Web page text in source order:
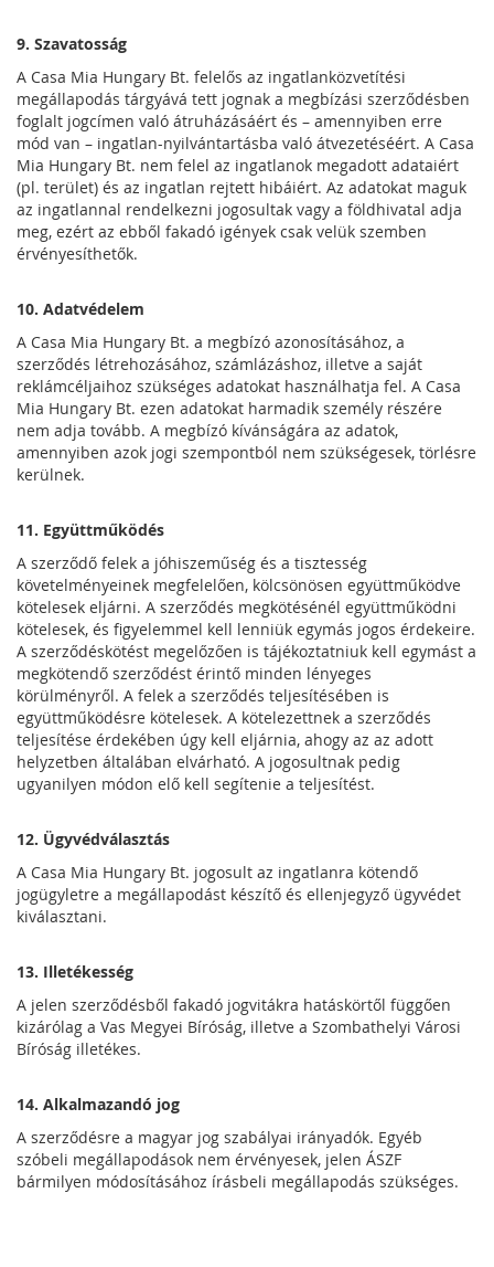
9. Szavatosság
A Casa Mia Hungary Bt. felelős az ingatlanközvetítési
megállapodás tárgyává tett jognak a megbízási szerződésben
foglalt jogcímen való átruházásáért és – amennyiben erre
mód van – ingatlan-nyilvántartásba való átvezetéséért. A Casa
Mia Hungary Bt. nem felel az ingatlanok megadott adataiért
(pl. terület) és az ingatlan rejtett hibáiért. Az adatokat maguk
az ingatlannal rendelkezni jogosultak vagy a földhivatal adja
meg, ezért az ebből fakadó igények csak velük szemben
érvényesíthetők.
10. Adatvédelem
A Casa Mia Hungary Bt. a megbízó azonosításához, a
szerződés létrehozásához, számlázáshoz, illetve a saját
reklámcéljaihoz szükséges adatokat használhatja fel. A Casa
Mia Hungary Bt. ezen adatokat harmadik személy részére
nem adja tovább. A megbízó kívánságára az adatok,
amennyiben azok jogi szempontból nem szükségesek, törlésre
kerülnek.
11. Együttműködés
A szerződő felek a jóhiszeműség és a tisztesség
követelményeinek megfelelően, kölcsönösen együttműködve
kötelesek eljárni. A szerződés megkötésénél együttműködni
kötelesek, és figyelemmel kell lenniük egymás jogos érdekeire.
A szerződéskötést megelőzően is tájékoztatniuk kell egymást a
megkötendő szerződést érintő minden lényeges
körülményről. A felek a szerződés teljesítésében is
együttműködésre kötelesek. A kötelezettnek a szerződés
teljesítése érdekében úgy kell eljárnia, ahogy az az adott
helyzetben általában elvárható. A jogosultnak pedig
ugyanilyen módon elő kell segítenie a teljesítést.
12. Ügyvédválasztás
A Casa Mia Hungary Bt. jogosult az ingatlanra kötendő
jogügyletre a megállapodást készítő és ellenjegyző ügyvédet
kiválasztani.
13. Illetékesség
A jelen szerződésből fakadó jogvitákra hatáskörtől függően
kizárólag a Vas Megyei Bíróság, illetve a Szombathelyi Városi
Bíróság illetékes.
14. Alkalmazandó jog
A szerződésre a magyar jog szabályai irányadók. Egyéb
szóbeli megállapodások nem érvényesek, jelen ÁSZF
bármilyen módosításához írásbeli megállapodás szükséges.